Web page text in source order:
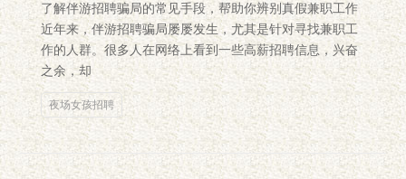
了解伴游招聘骗局的常见手段，帮助你辨别真假兼职工作
近年来，伴游招聘骗局屡屡发生，尤其是针对寻找兼职工
作的人群。很多人在网络上看到一些高薪招聘信息，兴奋
之余，却
夜场女孩招聘